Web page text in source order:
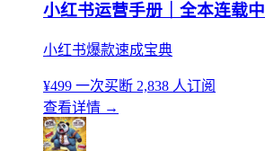
小红书运营手册｜全本连载中
小红书爆款速成宝典
¥499 一次买断 2,838 人订阅
查看详情 →